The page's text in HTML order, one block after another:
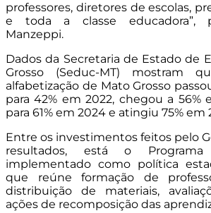
professores, diretores de escolas,
e toda a classe educadora”,
Manzeppi.
Dados da Secretaria de Estado de
Grosso (Seduc-MT) mostram
alfabetização de Mato Grosso
para 42% em 2022, chegou a 56%
para 61% em 2024 e atingiu 75% em
Entre os investimentos feitos pelo
resultados, está o Programa
implementado como política
que reúne formação de
distribuição de materiais,
ações de recomposição das